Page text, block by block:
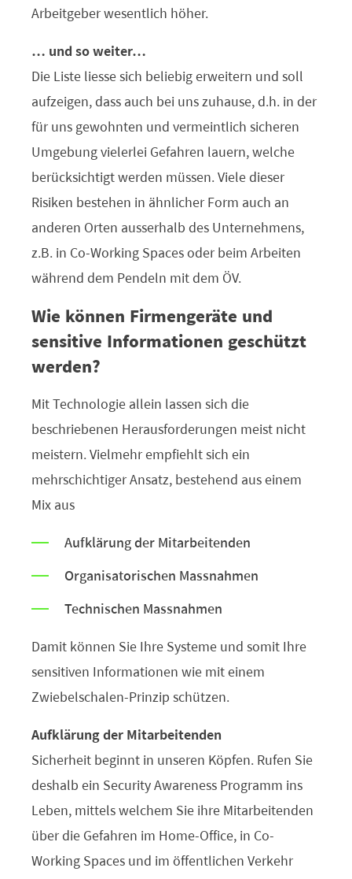
Arbeitgeber wesentlich höher.
… und so weiter…
Die Liste liesse sich beliebig erweitern und soll
aufzeigen, dass auch bei uns zuhause, d.h. in der
für uns gewohnten und vermeintlich sicheren
Umgebung vielerlei Gefahren lauern, welche
berücksichtigt werden müssen. Viele dieser
Risiken bestehen in ähnlicher Form auch an
anderen Orten ausserhalb des Unternehmens,
z.B. in Co-Working Spaces oder beim Arbeiten
während dem Pendeln mit dem ÖV.
Wie können Firmengeräte und
sensitive Informationen geschützt
werden?
Mit Technologie allein lassen sich die
beschriebenen Herausforderungen meist nicht
meistern. Vielmehr empfiehlt sich ein
mehrschichtiger Ansatz, bestehend aus einem
Mix aus
Aufklärung der Mitarbeitenden
Organisatorischen Massnahmen
Technischen Massnahmen
Damit können Sie Ihre Systeme und somit Ihre
sensitiven Informationen wie mit einem
Zwiebelschalen-Prinzip schützen.
Aufklärung der Mitarbeitenden
Sicherheit beginnt in unseren Köpfen. Rufen Sie
deshalb ein Security Awareness Programm ins
Leben, mittels welchem Sie ihre Mitarbeitenden
über die Gefahren im Home-Office, in Co-
Working Spaces und im öffentlichen Verkehr